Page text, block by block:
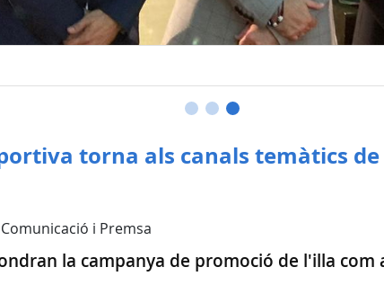
torna als canals temàtics
i Premsa
la campanya de promoció de l'illa